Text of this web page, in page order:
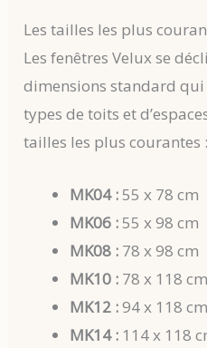
Les tailles les plus
Les fenêtres Velux se
dimensions standard qui
types de toits et
tailles les plus courantes :
MK04 :55 x 78 cm
MK06 :55 x 98 cm
MK08 : 78 x 98 cm
MK10 : 78 x 118 cm
MK12 :94 x 118 cm
MK14 : 114 x 118